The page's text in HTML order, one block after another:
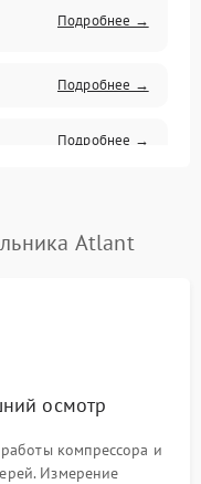
Подробнее →
Подробнее →
Подробнее →
Подробнее →
Подробнее →
Atlant
осмотр
компрессора и
Измерение